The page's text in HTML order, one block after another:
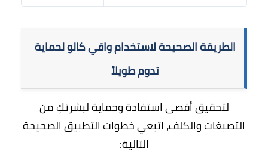
الطريقة الصحيحة لاستخدام واقي كالو لحماية
تدوم طويلاً
لتحقيق أقصى استفادة وحماية لبشرتكِ من
التصبغات والكلف، اتبعي خطوات التطبيق الصحيحة
التالية: